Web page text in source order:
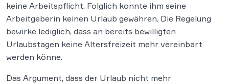
keine Arbeitspflicht. Folglich konnte ihm seine
Arbeitgeberin keinen Urlaub gewähren. Die Regelung
bewirke lediglich, dass an bereits bewilligten
Urlaubstagen keine Altersfreizeit mehr vereinbart
werden könne.
Das Argument, dass der Urlaub nicht mehr